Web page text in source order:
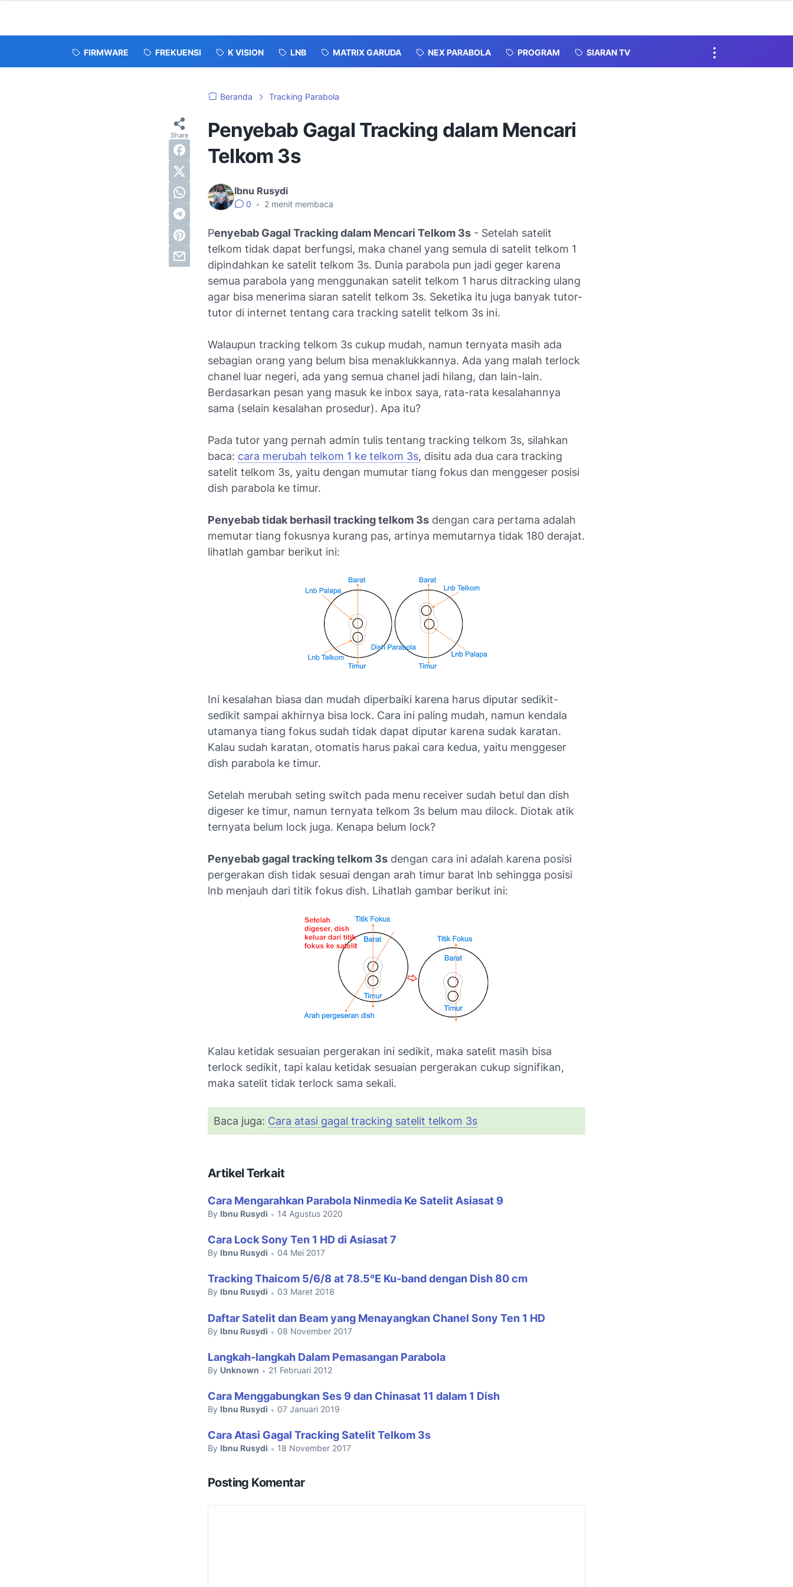
FIRMWARE FREKUENSI K VISION LNB MATRIX GARUDA NEX PARABOLA PROGRAM SIARAN TV
Beranda Tracking Parabola
Penyebab Gagal Tracking dalam Mencari
Telkom 3s
Ibnu Rusydi
0 • 2 menit membaca
Penyebab Gagal Tracking dalam Mencari Telkom 3s - Setelah satelit
telkom tidak dapat berfungsi, maka chanel yang semula di satelit telkom 1
dipindahkan ke satelit telkom 3s. Dunia parabola pun jadi geger karena
semua parabola yang menggunakan satelit telkom 1 harus ditracking ulang
agar bisa menerima siaran satelit telkom 3s. Seketika itu juga banyak tutor-
tutor di internet tentang cara tracking satelit telkom 3s ini.
Walaupun tracking telkom 3s cukup mudah, namun ternyata masih ada
sebagian orang yang belum bisa menaklukkannya. Ada yang malah terlock
chanel luar negeri, ada yang semua chanel jadi hilang, dan lain-lain.
Berdasarkan pesan yang masuk ke inbox saya, rata-rata kesalahannya
sama (selain kesalahan prosedur). Apa itu?
Pada tutor yang pernah admin tulis tentang tracking telkom 3s, silahkan
baca: cara merubah telkom 1 ke telkom 3s, disitu ada dua cara tracking
satelit telkom 3s, yaitu dengan mumutar tiang fokus dan menggeser posisi
dish parabola ke timur.
Penyebab tidak berhasil tracking telkom 3s dengan cara pertama adalah
memutar tiang fokusnya kurang pas, artinya memutarnya tidak 180 derajat.
lihatlah gambar berikut ini:
Ini kesalahan biasa dan mudah diperbaiki karena harus diputar sedikit-
sedikit sampai akhirnya bisa lock. Cara ini paling mudah, namun kendala
utamanya tiang fokus sudah tidak dapat diputar karena sudak karatan.
Kalau sudah karatan, otomatis harus pakai cara kedua, yaitu menggeser
dish parabola ke timur.
Setelah merubah seting switch pada menu receiver sudah betul dan dish
digeser ke timur, namun ternyata telkom 3s belum mau dilock. Diotak atik
ternyata belum lock juga. Kenapa belum lock?
Penyebab gagal tracking telkom 3s dengan cara ini adalah karena posisi
pergerakan dish tidak sesuai dengan arah timur barat lnb sehingga posisi
lnb menjauh dari titik fokus dish. Lihatlah gambar berikut ini:
Kalau ketidak sesuaian pergerakan ini sedikit, maka satelit masih bisa
terlock sedikit, tapi kalau ketidak sesuaian pergerakan cukup signifikan,
maka satelit tidak terlock sama sekali.
Baca juga: Cara atasi gagal tracking satelit telkom 3s
Artikel Terkait
Cara Mengarahkan Parabola Ninmedia Ke Satelit Asiasat 9
By Ibnu Rusydi • 14 Agustus 2020
Cara Lock Sony Ten 1 HD di Asiasat 7
By Ibnu Rusydi • 04 Mei 2017
Tracking Thaicom 5/6/8 at 78.5°E Ku-band dengan Dish 80 cm
By Ibnu Rusydi • 03 Maret 2018
Daftar Satelit dan Beam yang Menayangkan Chanel Sony Ten 1 HD
By Ibnu Rusydi • 08 November 2017
Langkah-langkah Dalam Pemasangan Parabola
By Unknown • 21 Februari 2012
Cara Menggabungkan Ses 9 dan Chinasat 11 dalam 1 Dish
By Ibnu Rusydi • 07 Januari 2019
Cara Atasi Gagal Tracking Satelit Telkom 3s
By Ibnu Rusydi • 18 November 2017
Posting Komentar